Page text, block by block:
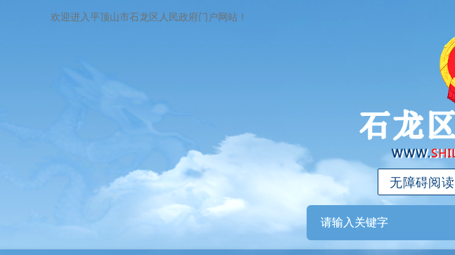
欢迎进入平顶山市石龙区人民政府门户网站！
无障碍阅读